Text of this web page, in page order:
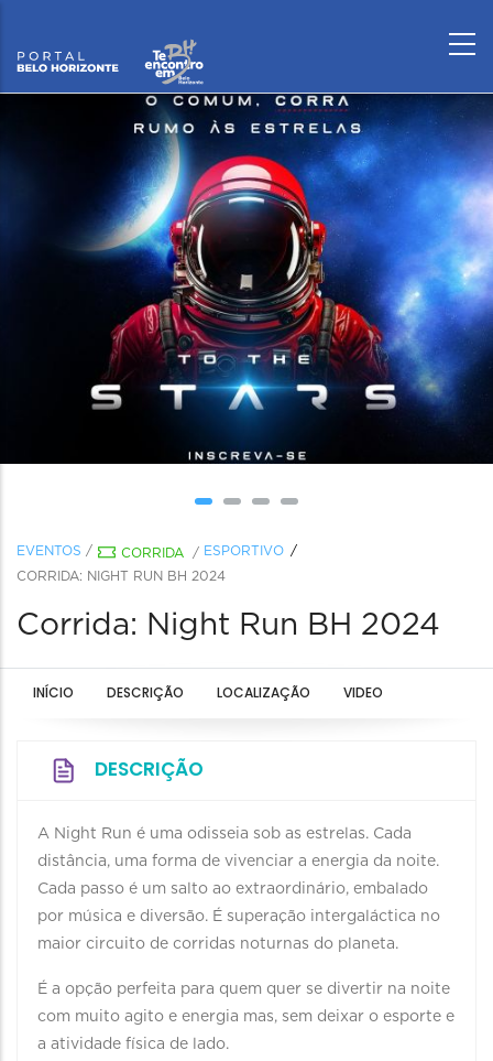
EVENTOS / CORRIDA / ESPORTIVO
CORRIDA: NIGHT RUN BH 2024
Corrida: Night Run BH 2024
INÍCIO DESCRIÇÃO LOCALIZAÇÃO VIDEO
DESCRIÇÃO
A Night Run é uma odisseia sob as estrelas. Cada
distância, uma forma de vivenciar a energia da noite.
Cada passo é um salto ao extraordinário, embalado
por música e diversão. É superação intergaláctica no
maior circuito de corridas noturnas do planeta.
É a opção perfeita para quem quer se divertir na noite
com muito agito e energia mas, sem deixar o esporte e
a atividade física de lado.